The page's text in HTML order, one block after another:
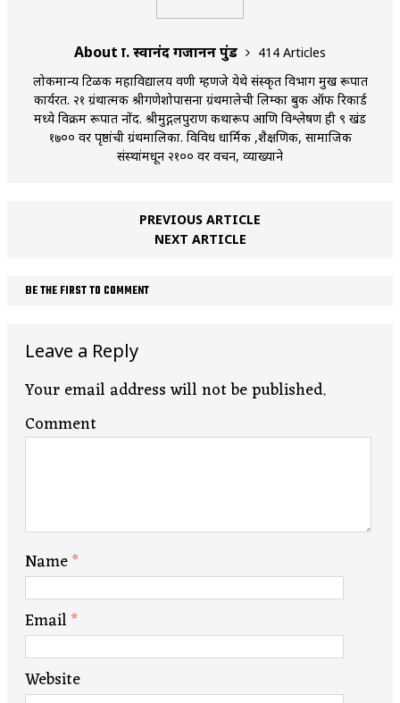
About प्रा. स्वानंद गजानन पुंड
414 Articles
लोकमान्य टिळक महाविद्यालय वणी म्हणजे येथे संस्कृत विभाग प्रमुख रूपात
कार्यरत. २१ ग्रंथात्मक श्रीगणेशोपासना ग्रंथमालेची लिम्का बुक ऑफ रिकार्ड
मध्ये विक्रम रूपात नोंद. श्रीमुद्गलपुराण कथारूप आणि विश्लेषण ही ९ खंड
१७०० वर पृष्ठांची ग्रंथमालिका. विविध धार्मिक ,शैक्षणिक, सामाजिक
संस्थांमधून २१०० वर प्रवचन, व्याख्याने
PREVIOUS ARTICLE
NEXT ARTICLE
BE THE FIRST TO COMMENT
Leave a Reply
Your email address will not be published.
Comment
Name*
Email*
Website